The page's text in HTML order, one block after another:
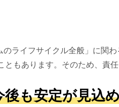
ライフサイクル全般」に関
ともあります。そのため、責
も安定が見込